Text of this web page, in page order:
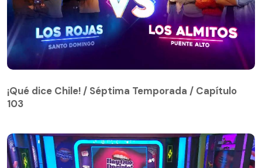
103
¡Qué dice Chile! / Séptima Temporada / Capítulo
103